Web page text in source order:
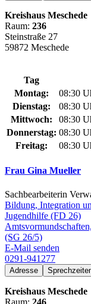
Kreishaus Meschede
Raum: 236
Steinstraße 27
59872 Meschede
Tag
Montag:
08:30
Dienstag:
08:30
Mittwoch:
08:30
Donnerstag: 08:30
Freitag:
08:30
Frau Gina Mueller
Sachbearbeiterin
Bildung, Integration
Jugendhilfe (FD 26)
(SG 26/5)
E-Mail senden
0291-941277
Adresse
Kreishaus Meschede
Raum: 246